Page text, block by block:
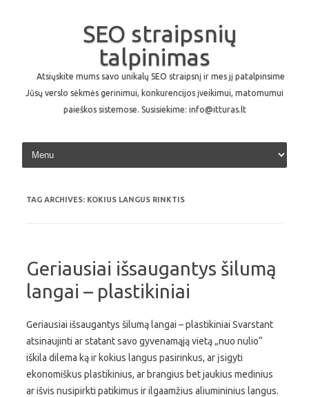
SEO straipsnių
talpinimas
Atsiųskite mums savo unikalų SEO straipsnį ir mes jį patalpinsime
Jūsų verslo sėkmės gerinimui, konkurencijos įveikimui, matomumui
paieškos sistemose. Susisiekime: info@itturas.lt
Skip to content
TAG ARCHIVES: KOKIUS LANGUS RINKTIS
Geriausiai išsaugantys šilumą
langai – plastikiniai
Geriausiai išsaugantys šilumą langai – plastikiniai Svarstant
atsinaujinti ar statant savo gyvenamąją vietą „nuo nulio“
iškila dilema ką ir kokius langus pasirinkus, ar įsigyti
ekonomiškus plastikinius, ar brangius bet jaukius medinius
ar išvis nusipirkti patikimus ir ilgaamžius aliumininius langus.